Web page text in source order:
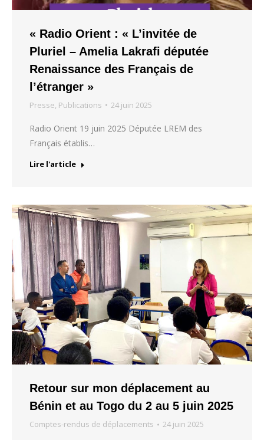
« Radio Orient : « L’invitée de
Pluriel – Amelia Lakrafi députée
Renaissance des Français de
l’étranger »
Presse Publications 24 juin 2025
Radio Orient 19 juin 2025 Députée LREM des
Français établis…
Lire l'article
Retour sur mon déplacement au
Bénin et au Togo du 2 au 5 juin 2025
Comptes-rendus de déplacements 24 juin 2025